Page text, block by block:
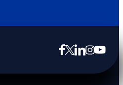
opens in new tabopens in new tab opens in new tabopens in new tab